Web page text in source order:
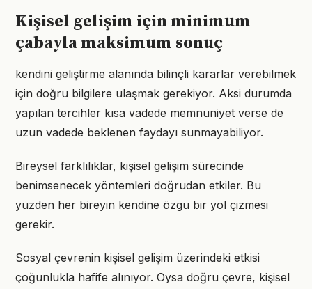
Kişisel gelişim için minimum
çabayla maksimum sonuç
kendini geliştirme alanında bilinçli kararlar verebilmek
için doğru bilgilere ulaşmak gerekiyor. Aksi durumda
yapılan tercihler kısa vadede memnuniyet verse de
uzun vadede beklenen faydayı sunmayabiliyor.
Bireysel farklılıklar, kişisel gelişim sürecinde
benimsenecek yöntemleri doğrudan etkiler. Bu
yüzden her bireyin kendine özgü bir yol çizmesi
gerekir.
Sosyal çevrenin kişisel gelişim üzerindeki etkisi
çoğunlukla hafife alınıyor. Oysa doğru çevre, kişisel